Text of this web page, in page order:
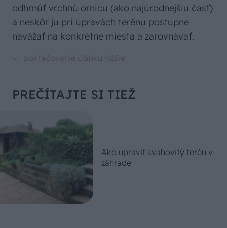
odhrnúť vrchnú ornicu (ako najúrodnejšiu časť)
a neskôr ju pri úpravách terénu postupne
navážať na konkrétne miesta a zarovnávať.
PREČÍTAJTE SI TIEŽ
Ako upraviť svahovitý terén v
záhrade